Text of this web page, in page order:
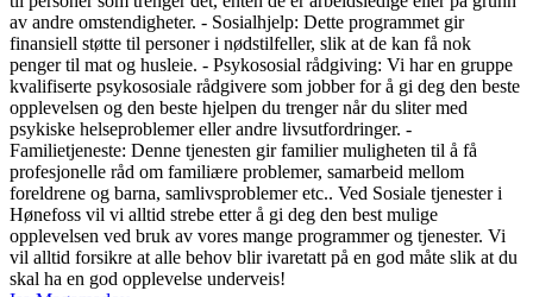
av andre omstendigheter. - Sosialhjelp: Dette programmet gir
finansiell støtte til personer i nødstilfeller, slik at de kan få nok
penger til mat og husleie. - Psykososial rådgiving: Vi har en gruppe
kvalifiserte psykososiale rådgivere som jobber for å gi deg den beste
opplevelsen og den beste hjelpen du trenger når du sliter med
psykiske helseproblemer eller andre livsutfordringer. -
Familietjeneste: Denne tjenesten gir familier muligheten til å få
profesjonelle råd om familiære problemer, samarbeid mellom
foreldrene og barna, samlivsproblemer etc.. Ved Sosiale tjenester i
Hønefoss vil vi alltid strebe etter å gi deg den best mulige
opplevelsen ved bruk av vores mange programmer og tjenester. Vi
vil alltid forsikre at alle behov blir ivaretatt på en god måte slik at du
skal ha en god opplevelse underveis!